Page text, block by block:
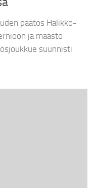
päätös Halikko-
ja maasto
suunnisti